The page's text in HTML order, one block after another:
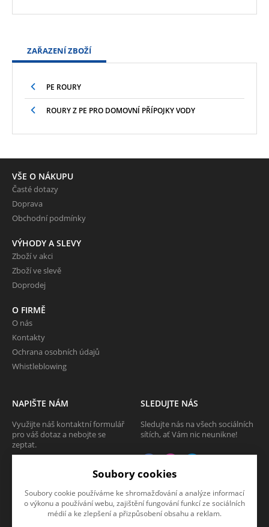
ZAŘAZENÍ ZBOŽÍ
PE ROURY
ROURY Z PE PRO DOMOVNÍ PŘÍPOJKY VODY
VŠE O NÁKUPU
Časté dotazy
Doprava
Obchodní podmínky
VÝHODY A SLEVY
Zboží v akci
Zboží ve slevě
Doprodej
O FIRMĚ
O nás
Kontakty
Ochrana osobních údajů
Whistleblowing
NAPIŠTE NÁM
Využijte náš kontaktní formulář
pro váš dotaz a nebojte se
zeptat.
SLEDUJTE NÁS
Sledujte nás na všech sociálních
sítích, ať Vám nic neunikne!
Soubory cookies
Soubory cookie používáme ke shromažďování a analýze informací
o výkonu a používání webu, zajištění fungování funkcí ze sociálních
médií a ke zlepšení a přizpůsobení obsahu a reklam.